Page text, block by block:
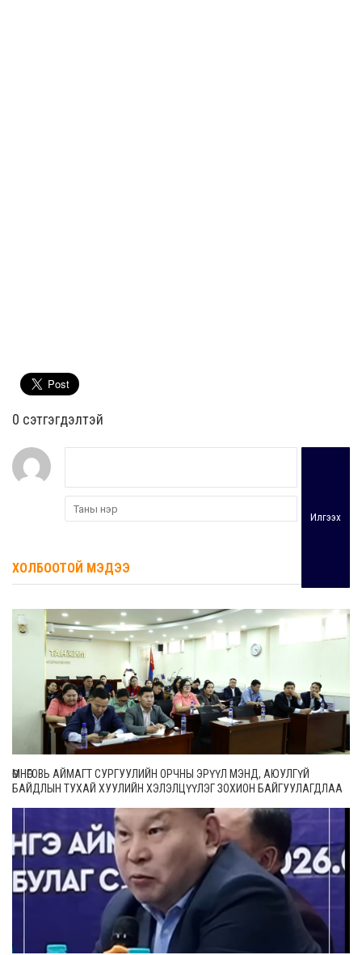
0 cэтгэгдэлтэй
Илгээх
ХОЛБООТОЙ МЭДЭЭ
ӨМНӨГОВЬ АЙМАГТ СУРГУУЛИЙН ОРЧНЫ ЭРҮҮЛ МЭНД, АЮУЛГҮЙ
БАЙДЛЫН ТУХАЙ ХУУЛИЙН ХЭЛЭЛЦҮҮЛЭГ ЗОХИОН БАЙГУУЛАГДЛАА